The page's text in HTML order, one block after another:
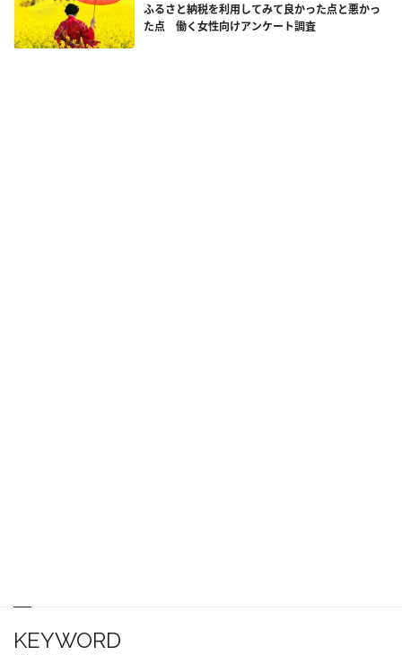
ふるさと納税を利用してみて良かった点と悪かっ
た点 働く女性向けアンケート調査
KEYWORD